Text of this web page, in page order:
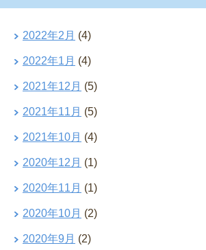
2022年2月 (4)
2022年1月 (4)
2021年12月 (5)
2021年11月 (5)
2021年10月 (4)
2020年12月 (1)
2020年11月 (1)
2020年10月 (2)
2020年9月 (2)